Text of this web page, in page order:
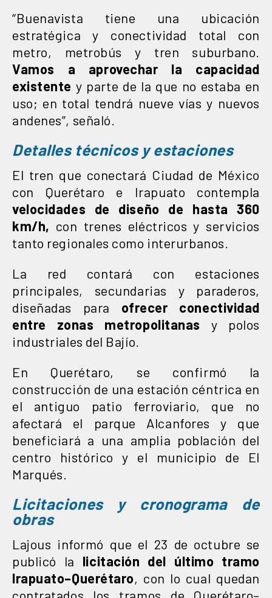
“Buenavista tiene una ubicación
estratégica y conectividad total con
metro, metrobús y tren suburbano.
Vamos a aprovechar la capacidad
existente y parte de la que no estaba en
uso; en total tendrá nueve vías y nuevos
andenes”, señaló.
Detalles técnicos y estaciones
El tren que conectará Ciudad de México
con Querétaro e Irapuato contempla
velocidades de diseño de hasta 360
km/h, con trenes eléctricos y servicios
tanto regionales como interurbanos.
La red contará con estaciones
principales, secundarias y paraderos,
diseñadas para ofrecer conectividad
entre zonas metropolitanas y polos
industriales del Bajío.
En Querétaro, se confirmó la
construcción de una estación céntrica en
el antiguo patio ferroviario, que no
afectará el parque Alcanfores y que
beneficiará a una amplia población del
centro histórico y el municipio de El
Marqués.
Licitaciones y cronograma de
obras
Lajous informó que el 23 de octubre se
publicó la licitación del último tramo
Irapuato–Querétaro, con lo cual quedan
contratados los tramos de Querétaro–